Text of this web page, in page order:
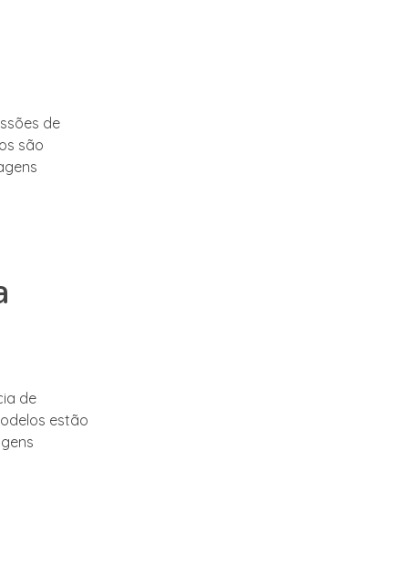
de
são
de
estão